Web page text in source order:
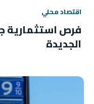
اقتصاد محلي
فرص استثمارية
الجديدة